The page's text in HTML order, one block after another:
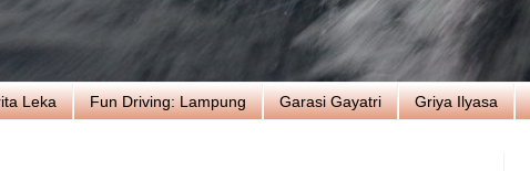
Leka Fun Driving: Lampung Garasi Gayatri Griya Ilyasa